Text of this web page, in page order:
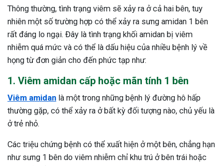
Sau Sinh Có Tự Khỏi
Thông thường, tình trạng viêm sẽ xảy ra ở cả hai bên, tuy
nhiên một số trường hợp có thể xảy ra sưng amidan 1 bên
rất đáng lo ngại. Đây là tình trạng khối amidan bị viêm
nhiễm quá mức và có thể là dấu hiệu của nhiều bệnh lý về
họng từ đơn giản cho đến phức tạp như:
1. Viêm amidan cấp hoặc mãn tính 1 bên
Viêm amidan là một trong những bệnh lý đường hô hấp
thường gặp, có thể xảy ra ở bất kỳ đối tượng nào, chủ yếu là
ở trẻ nhỏ.
Các triệu chứng bệnh có thể xuất hiện ở một bên, chẳng hạn
như sưng 1 bên do viêm nhiễm chỉ khu trú ở bên trái hoặc